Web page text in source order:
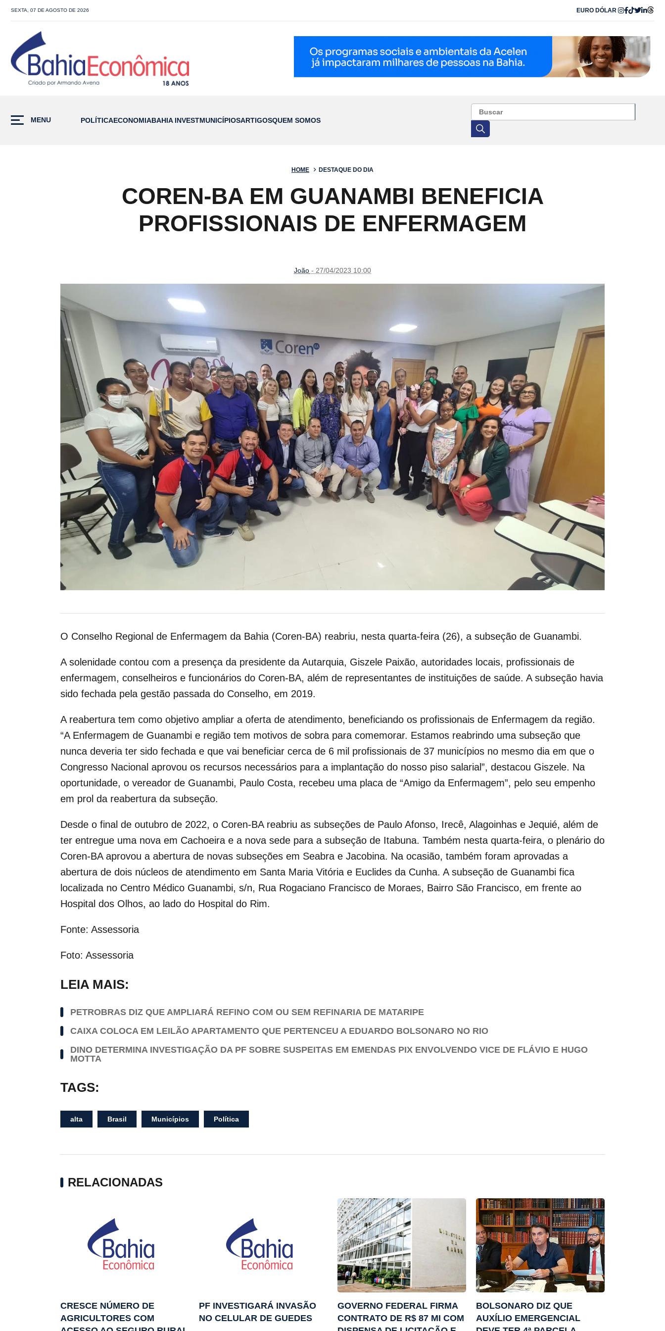
SEXTA, 07 DE AGOSTO DE 2026 EURO DÓLAR
MENU POLÍTICAECONOMIABAHIA INVESTMUNICÍPIOSARTIGOSQUEM SOMOS
HOME DESTAQUE DO DIA
COREN-BA EM GUANAMBI BENEFICIA
PROFISSIONAIS DE ENFERMAGEM
João - 27/04/2023 10:00
O Conselho Regional de Enfermagem da Bahia (Coren-BA) reabriu, nesta quarta-feira (26), a subseção de Guanambi.
A solenidade contou com a presença da presidente da Autarquia, Giszele Paixão, autoridades locais, profissionais de
enfermagem, conselheiros e funcionários do Coren-BA, além de representantes de instituições de saúde. A subseção havia
sido fechada pela gestão passada do Conselho, em 2019.
A reabertura tem como objetivo ampliar a oferta de atendimento, beneficiando os profissionais de Enfermagem da região.
“A Enfermagem de Guanambi e região tem motivos de sobra para comemorar. Estamos reabrindo uma subseção que
nunca deveria ter sido fechada e que vai beneficiar cerca de 6 mil profissionais de 37 municípios no mesmo dia em que o
Congresso Nacional aprovou os recursos necessários para a implantação do nosso piso salarial”, destacou Giszele. Na
oportunidade, o vereador de Guanambi, Paulo Costa, recebeu uma placa de “Amigo da Enfermagem”, pelo seu empenho
em prol da reabertura da subseção.
Desde o final de outubro de 2022, o Coren-BA reabriu as subseções de Paulo Afonso, Irecê, Alagoinhas e Jequié, além de
ter entregue uma nova em Cachoeira e a nova sede para a subseção de Itabuna. Também nesta quarta-feira, o plenário do
Coren-BA aprovou a abertura de novas subseções em Seabra e Jacobina. Na ocasião, também foram aprovadas a
abertura de dois núcleos de atendimento em Santa Maria Vitória e Euclides da Cunha. A subseção de Guanambi fica
localizada no Centro Médico Guanambi, s/n, Rua Rogaciano Francisco de Moraes, Bairro São Francisco, em frente ao
Hospital dos Olhos, ao lado do Hospital do Rim.
Fonte: Assessoria
Foto: Assessoria
LEIA MAIS:
PETROBRAS DIZ QUE AMPLIARÁ REFINO COM OU SEM REFINARIA DE MATARIPE
CAIXA COLOCA EM LEILÃO APARTAMENTO QUE PERTENCEU A EDUARDO BOLSONARO NO RIO
DINO DETERMINA INVESTIGAÇÃO DA PF SOBRE SUSPEITAS EM EMENDAS PIX ENVOLVENDO VICE DE FLÁVIO E HUGO
MOTTA
TAGS:
alta Brasil Municípios Política
RELACIONADAS
CRESCE NÚMERO DE
AGRICULTORES COM
PF INVESTIGARÁ INVASÃO
NO CELULAR DE GUEDES
GOVERNO FEDERAL FIRMA
CONTRATO DE R$ 87 MI COM
BOLSONARO DIZ QUE
AUXÍLIO EMERGENCIAL